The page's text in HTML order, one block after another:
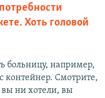
Хоть головой
больницу, например,
контейнер. Смотрите,
ни хотели, вы